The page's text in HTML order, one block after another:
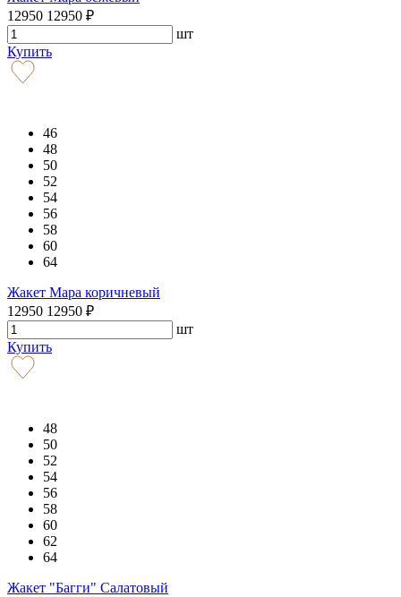
12950 12950 ₽
шт
Купить
46
48
50
52
54
56
58
60
64
Жакет Мара коричневый
12950 12950 ₽
шт
Купить
48
50
52
54
56
58
60
62
64
Жакет "Багги" Салатовый